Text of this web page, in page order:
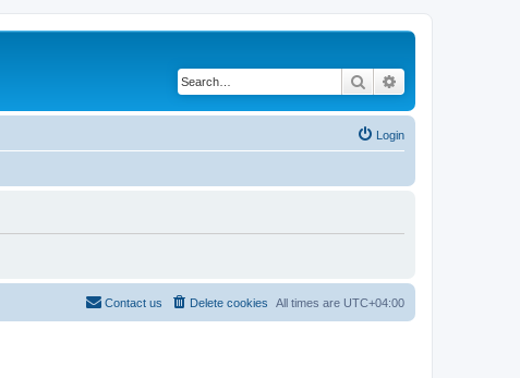
Search
Login
All times are UTC+04:00
Delete cookies
Contact us